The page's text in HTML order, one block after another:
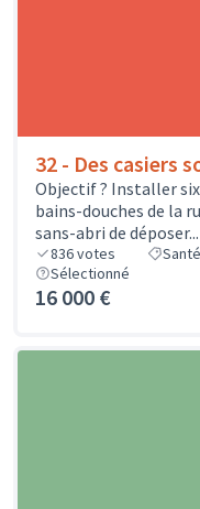
32 - Des casiers
Objectif ? Installer
bains-douches de la
sans-abri de déposer...
836votes
Sélectionné
16 000 €